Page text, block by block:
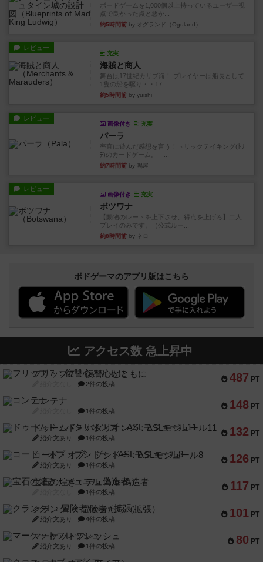
ボードゲームを1,000個以上持っているユーザー視
点で良かった点と悪か...
約5時間前 by オグランド（Oguland）
レビュー
充実
海賊と商人
舞台は17世紀カリブ海！ プレイヤーは船長として
1隻の船を駆り・・17...
約5時間前 by yuishi
レビュー
画像付き 充実
パーラ
率直に遊んだ感想を言う！トリックテイキング(ﾄﾘ
ﾃ)のカードゲーム。 ...
約7時間前 by 鳴屋
レビュー
画像付き 充実
ボツワナ
【動物のレートを上下させ、得点を上げろ】二人
プレイのみです。（公式ルー...
約8時間前 by ネロ
ボドゲーマのアプリ版はこちら
アクセス数 急上昇中
487 PT
フリップ７：復讐心とともに
2件の投稿
148 PT
コンテナ
1件の投稿
132 PT
ドゥームド・バタリオンズ：ASLモジュール11
紹介文あり 1件の投稿
126 PT
コード・オブ・ブシドー：ASLモジュール8
紹介文あり 1件の投稿
117 PT
宝石の煌き：デュエル 偽造者
1件の投稿
101 PT
クランク! ：冒険者たち（拡張）
紹介文あり 4件の投稿
80 PT
マーケットフレッシュ
紹介文あり 1件の投稿